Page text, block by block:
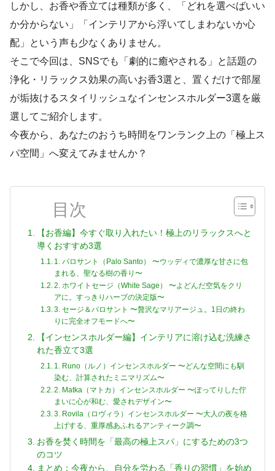
しかし、お香や香立ては種類が多く、「どれを選べばいい
か分からない」「インテリアから浮いてしまわないか心
配」という声も少なくありません。
そこで今回は、SNSでも「劇的に癒やされる」と話題の
浄化・リラックス効果の高いお香3選と、置くだけで部屋
が垢抜けるスタイリッシュなインセンスホルダー3選を厳
選してご紹介します。
今夜から、あなたのおうち時間をワンランク上の「極上ス
パ空間」へ変えてみませんか？
目次
【お香編】今すぐ取り入れたい！極上のリラックスへと
導くおすすめ3選
1. パロサント（Palo Santo） 〜ウッディで濃厚な甘さに包
まれる、聖なる樹の香り〜
2. ホワイトセージ（White Sage） 〜よどんだ空気をクリ
アに。すっきりハーブの決定版〜
3. セージ＆パロサント 〜贅沢なマリアージュ。1日の終わ
りに完全オフモードへ〜
【インセンスホルダー編】インテリアに溶け込む洗練さ
れた香立て3選
1. Runo（ルノ）インセンスホルダー 〜どんな空間にも馴
染む、計算されたミニマリズム〜
2. Matka（マトカ）インセンスホルダー 〜ぽってりした佇
まいに心が和む、愛されデザイン〜
3. Rovila（ロヴィラ）インセンスホルダー 〜大人の夜を格
上げする、重厚感あふれるアンティーク調〜
お香を焚く時間を「最高の極上スパ」にするための3つ
のコツ
まとめ：今夜から、自分を労わる「香りの習慣」を始め